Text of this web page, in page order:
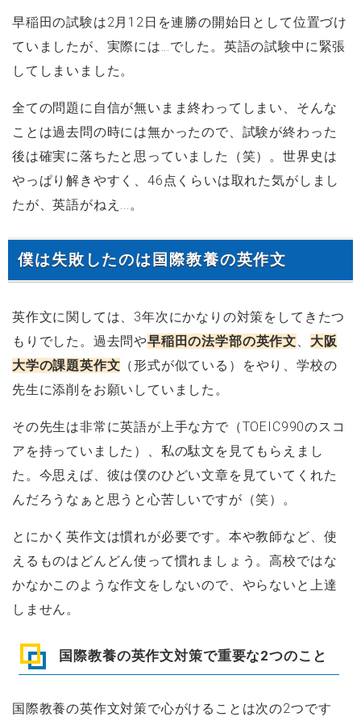
早稲田の試験は2月12日を連勝の開始日として位置づけ
ていましたが、実際には…でした。英語の試験中に緊張
してしまいました。
全ての問題に自信が無いまま終わってしまい、そんな
ことは過去問の時には無かったので、試験が終わった
後は確実に落ちたと思っていました（笑）。世界史は
やっぱり解きやすく、46点くらいは取れた気がしまし
たが、英語がねえ...。
僕は失敗したのは国際教養の英作文
英作文に関しては、3年次にかなりの対策をしてきたつ
もりでした。過去問や早稲田の法学部の英作文
大阪
大学の課題英作文 （形式が似ている）をやり、学校の
先生に添削をお願いしていました。
その先生は非常に英語が上手な方で（TOEIC990のスコ
アを持っていました）、私の駄文を見てもらえまし
た。今思えば、彼は僕のひどい文章を見ていてくれた
んだろうなぁと思うと心苦しいですが（笑）。
とにかく英作文は慣れが必要です。本や教師など、使
えるものはどんどん使って慣れましょう。高校ではな
かなかこのような作文をしないので、やらないと上達
しません。
国際教養の英作文対策で重要な2つのこと
国際教養の英作文対策で心がけることは次の2つです